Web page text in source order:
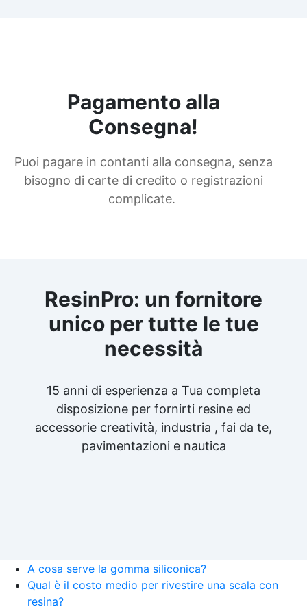
Pagamento alla
Consegna!
Puoi pagare in contanti alla consegna, senza
bisogno di carte di credito o registrazioni
complicate.
ResinPro: un fornitore
unico per tutte le tue
necessità
15 anni di esperienza a Tua completa
disposizione per fornirti resine ed
accessorie creatività, industria , fai da te,
pavimentazioni e nautica
A cosa serve la gomma siliconica?
Qual è il costo medio per rivestire una scala con
resina?